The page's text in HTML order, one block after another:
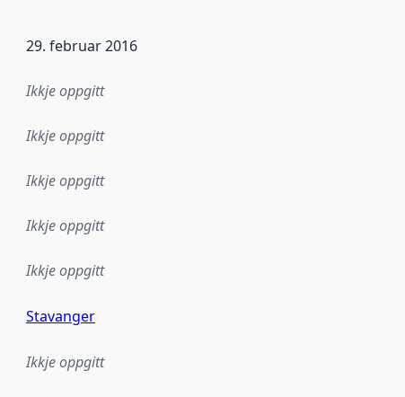
29. februar 2016
Ikkje oppgitt
Ikkje oppgitt
Ikkje oppgitt
Ikkje oppgitt
Ikkje oppgitt
Stavanger
Ikkje oppgitt